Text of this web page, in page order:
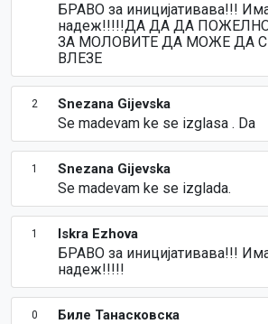
БРАВО за иницијативава!!!
надеж!!!!!ДА ДА ДА
ЗА МОЛОВИТЕ ДА МОЖЕ ДА
ВЛЕЗЕ
2 Snezana Gijevska
Se madevam ke se izglasa . Da
1 Snezana Gijevska
Se madevam ke se izglada.
1 Iskra Ezhova
БРАВО за иницијативава!!!
надеж!!!!!
0 Биле Танасковска